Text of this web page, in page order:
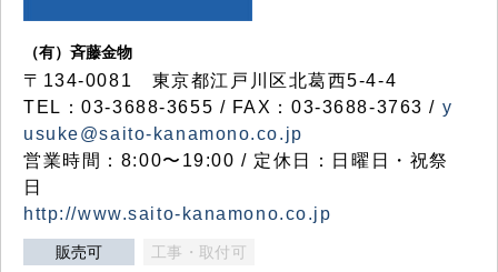
（有）斉藤金物
〒134-0081 東京都江戸川区北葛西5-4-4
TEL：03-3688-3655 / FAX：03-3688-3763 / y
usuke@saito-kanamono.co.jp
営業時間：8:00〜19:00 / 定休日：日曜日・祝祭
日
http://www.saito-kanamono.co.jp
販売可 工事・取付可